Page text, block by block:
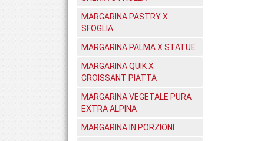
MARGARINA PASTRY X
SFOGLIA
MARGARINA PALMA X STATUE
MARGARINA QUIK X
CROISSANT PIATTA
MARGARINA VEGETALE PURA
EXTRA ALPINA
MARGARINA IN PORZIONI